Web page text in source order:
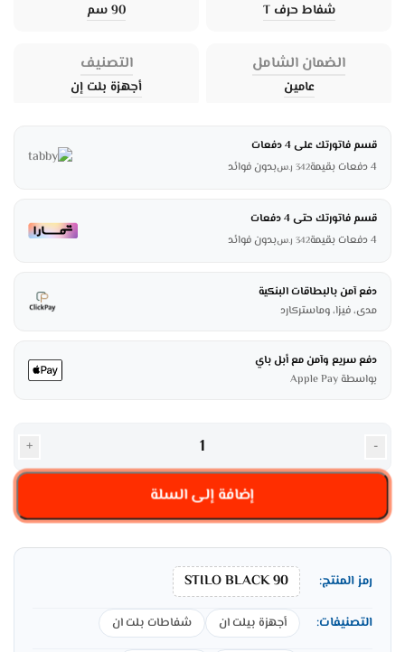
شفاط حرف T 90 سم
الضمان الشامل
عامين
التصنيف
أجهزة بلت إن
قسم فاتورتك على 4 دفعات
4 دفعات بقيمة
342 ر.سبدون فوائد
قسم فاتورتك حتى 4 دفعات
4 دفعات بقيمة
342 ر.سبدون فوائد
دفع آمن بالبطاقات البنكية
مدى، فيزا، وماستركارد
دفع سريع وآمن مع أبل باي
بواسطة Apple Pay
-
+
إضافة إلى السلة
رمز المنتج: STILO BLACK 90
التصنيفات: أجهزة بيلت ان شفاطات بلت ان